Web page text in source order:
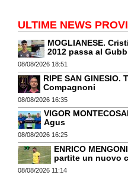
ULTIME NEWS
MOGLIANESE.
2012 passa al
08/08/2026 18:51
RIPE SAN
Compagnoni
08/08/2026 16:35
VIGOR
Agus
08/08/2026 16:25
ENRICO
partite un nuovo
08/08/2026 11:14